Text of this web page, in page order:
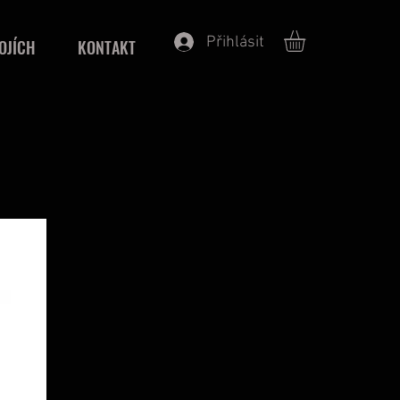
KONTAKT Přihlásit